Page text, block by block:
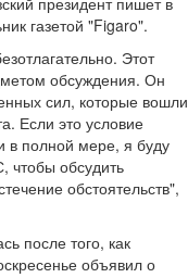
газетой "Figaro".
Этот
обсуждения. Он
сил, которые вошли
Если это условие
в полной мере, я буду
чтобы обсудить
обстоятельств",
после того, как
объявил о